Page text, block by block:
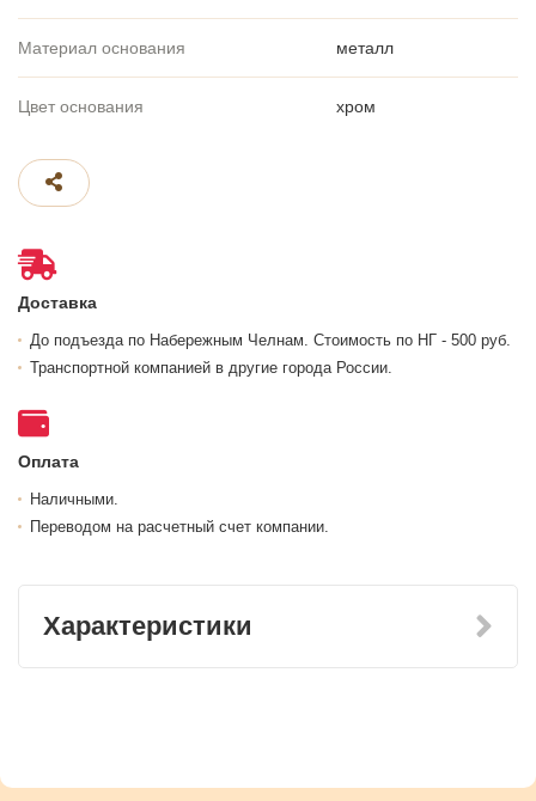
Материал основания металл
Цвет основания хром
Доставка
До подъезда по Набережным Челнам. Стоимость по НГ - 500 руб.
Транспортной компанией в другие города России.
Оплата
Наличными.
Переводом на расчетный счет компании.
Характеристики